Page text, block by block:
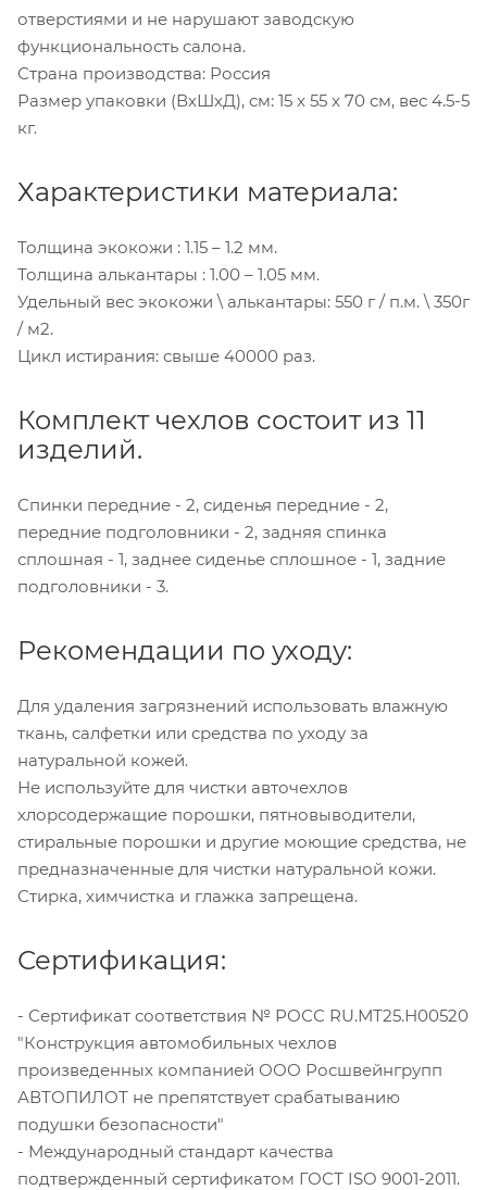
отверстиями и не нарушают заводскую
функциональность салона.
Страна производства: Россия
Размер упаковки (ВхШхД), см: 15 x 55 x 70 см, вес 4.5-5
кг.
Характеристики материала:
Толщина экокожи : 1.15 – 1.2 мм.
Толщина алькантары : 1.00 – 1.05 мм.
Удельный вес экокожи \ алькантары: 550 г / п.м. \ 350г
/ м2.
Цикл истирания: свыше 40000 раз.
Комплект чехлов состоит из 11
изделий.
Спинки передние - 2, сиденья передние - 2,
передние подголовники - 2, задняя спинка
сплошная - 1, заднее сиденье сплошное - 1, задние
подголовники - 3.
Рекомендации по уходу:
Для удаления загрязнений использовать влажную
ткань, салфетки или средства по уходу за
натуральной кожей.
Не используйте для чистки авточехлов
хлорсодержащие порошки, пятновыводители,
стиральные порошки и другие моющие средства, не
предназначенные для чистки натуральной кожи.
Стирка, химчистка и глажка запрещена.
Сертификация:
- Сертификат соответствия № РОСС RU.МТ25.Н00520
"Конструкция автомобильных чехлов
произведенных компанией ООО Росшвейнгрупп
АВТОПИЛОТ не препятствует срабатыванию
подушки безопасности"
- Международный стандарт качества
подтвержденный сертификатом ГОСТ ISO 9001-2011.